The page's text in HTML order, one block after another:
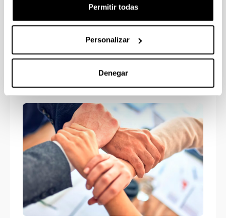
Permitir todas
Personalizar
Denegar
Políticas de seguridad e
inmigración